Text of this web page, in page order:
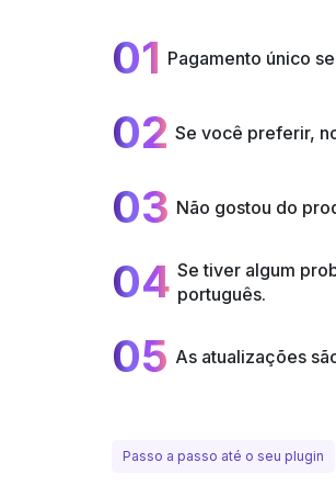
01 Pagamento único
02 Se você preferir,
03 Não gostou do
04 Se tiver algum
português.
05 As atualizações
Passo a passo até o seu plugin